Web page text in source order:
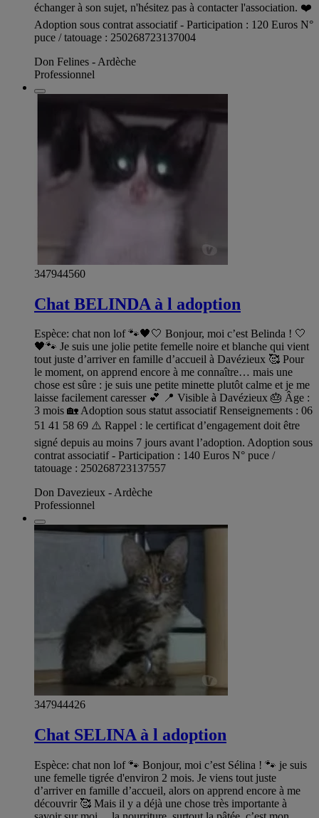
échanger à son sujet, n'hésitez pas à contacter l'association. ❤️
Adoption sous contrat associatif - Participation : 120 Euros N°
puce / tatouage : 250268723137004
Don Felines - Ardèche
Professionnel
347944560
Chat BELINDA à l adoption
Espèce: chat non lof 🐾🖤🤍 Bonjour, moi c’est Belinda ! 🤍
🖤🐾 Je suis une jolie petite femelle noire et blanche qui vient
tout juste d’arriver en famille d’accueil à Davézieux 🥰 Pour
le moment, on apprend encore à me connaître… mais une
chose est sûre : je suis une petite minette plutôt calme et je me
laisse facilement caresser 💕 📍 Visible à Davézieux 🎂 Âge :
3 mois 🏡 Adoption sous statut associatif Renseignements : 06
51 41 58 69 ⚠️ Rappel : le certificat d’engagement doit être
signé depuis au moins 7 jours avant l’adoption. Adoption sous
contrat associatif - Participation : 140 Euros N° puce /
tatouage : 250268723137557
Don Davezieux - Ardèche
Professionnel
347944426
Chat SELINA à l adoption
Espèce: chat non lof 🐾 Bonjour, moi c’est Sélina ! 🐾 je suis
une femelle tigrée d'environ 2 mois. Je viens tout juste
d’arriver en famille d’accueil, alors on apprend encore à me
découvrir 🥰 Mais il y a déjà une chose très importante à